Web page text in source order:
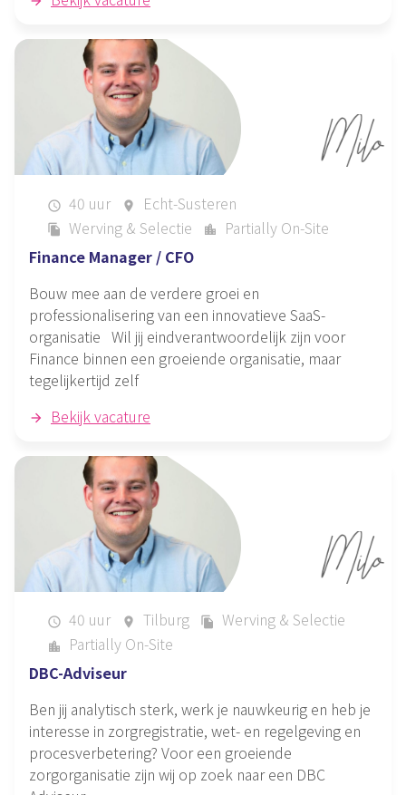
schedule 40 uur place Echt-Susteren
file_copy Werving & Selectie location_city
Partially On-Site
Finance Manager / CFO
Bouw mee aan de verdere groei en
professionalisering van een innovatieve SaaS-
organisatie Wil jij eindverantwoordelijk zijn voor
Finance binnen een groeiende organisatie, maar
tegelijkertijd zelf
Bekijk vacature
schedule 40 uur place Tilburg file_copy Werving & Selectie
location_city
Partially On-Site
DBC-Adviseur
Ben jij analytisch sterk, werk je nauwkeurig en heb je
interesse in zorgregistratie, wet- en regelgeving en
procesverbetering? Voor een groeiende
zorgorganisatie zijn wij op zoek naar een DBC